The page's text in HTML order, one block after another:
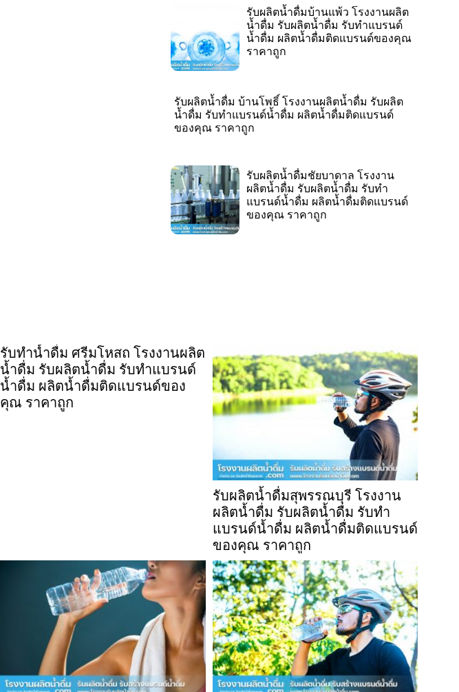
รับผลิตน้ำดื่มบ้านแพ้ว โรงงานผลิต
น้ำดื่ม รับผลิตน้ำดื่ม รับทำแบรนด์
น้ำดื่ม ผลิตน้ำดื่มติดแบรนด์ของคุณ
ราคาถูก
รับผลิตน้ำดื่ม บ้านโพธิ์ โรงงานผลิตน้ำดื่ม รับผลิต
น้ำดื่ม รับทำแบรนด์น้ำดื่ม ผลิตน้ำดื่มติดแบรนด์
ของคุณ ราคาถูก
รับผลิตน้ำดื่มชัยบาดาล โรงงาน
ผลิตน้ำดื่ม รับผลิตน้ำดื่ม รับทำ
แบรนด์น้ำดื่ม ผลิตน้ำดื่มติดแบรนด์
ของคุณ ราคาถูก
รับทำน้ำดื่ม ศรีมโหสถ โรงงานผลิต
น้ำดื่ม รับผลิตน้ำดื่ม รับทำแบรนด์
น้ำดื่ม ผลิตน้ำดื่มติดแบรนด์ของ
คุณ ราคาถูก
รับผลิตน้ำดื่มสุพรรณบุรี โรงงาน
ผลิตน้ำดื่ม รับผลิตน้ำดื่ม รับทำ
แบรนด์น้ำดื่ม ผลิตน้ำดื่มติดแบรนด์
ของคุณ ราคาถูก